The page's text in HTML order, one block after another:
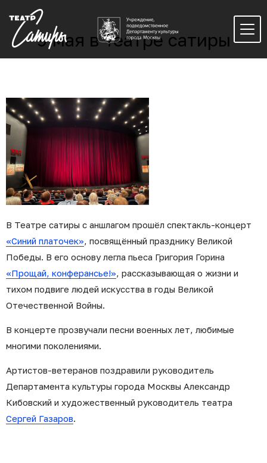
9 мая в Театре сатиры
В Театре сатиры с аншлагом прошёл спектакль-концерт
«Синий платочек», посвящённый празднику Великой
Победы. В его основу легла пьеса Григория Горина
«Прощай, конферансье!», рассказывающая о жизни и
тихом подвиге людей искусства в годы Великой
Отечественной Войны.
В концерте прозвучали песни военных лет, любимые
многими поколениями.
Артистов-ветеранов поздравили руководитель
Департамента культуры города Москвы Александр
Кибовский и художественный руководитель театра
Сергей Газаров.